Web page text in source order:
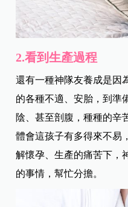
2.看到生產過程
還有一種神隊友養成是因
的各種不適、安胎，到準
陰、甚至剖腹，種種的辛
體會這孩子有多得來不易
解懷孕、生產的痛苦下，
的事情，幫忙分擔。